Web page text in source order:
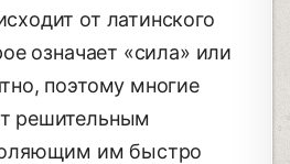
от латинского
означает «сила» или
поэтому многие
решительным
им быстро